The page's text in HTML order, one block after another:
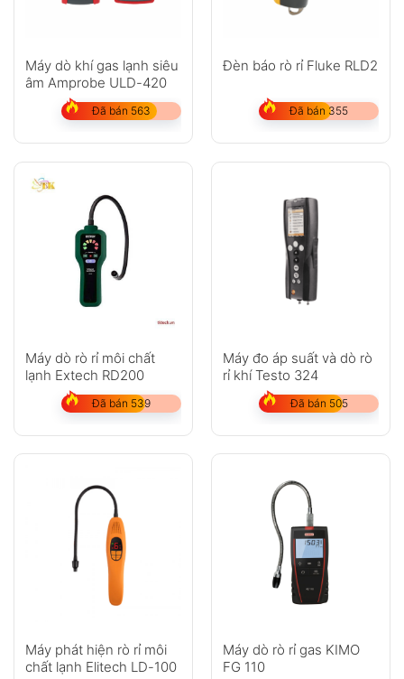
Máy dò khí gas lạnh siêu
âm Amprobe ULD-420
Đã bán 563
Đèn báo rò rỉ Fluke RLD2
Đã bán 355
Máy dò rò rỉ môi chất
lạnh Extech RD200
Đã bán 539
Máy đo áp suất và dò rò
rỉ khí Testo 324
Đã bán 505
Máy phát hiện rò rỉ môi
chất lạnh Elitech LD-100
Máy dò rò rỉ gas KIMO
FG 110